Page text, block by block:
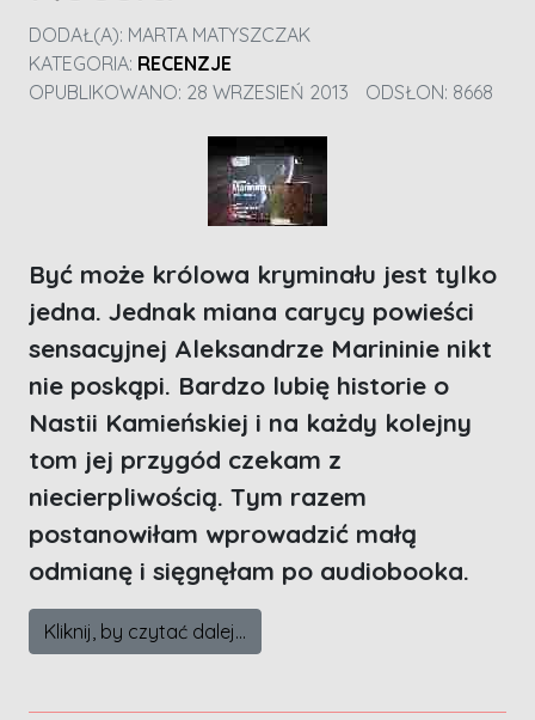
DODAŁ(A): MARTA MATYSZCZAK
KATEGORIA: RECENZJE
OPUBLIKOWANO: 28 WRZESIEŃ 2013
ODSŁON: 8668
Być może królowa kryminału jest tylko
jedna. Jednak miana carycy powieści
sensacyjnej Aleksandrze Marininie nikt
nie poskąpi. Bardzo lubię historie o
Nastii Kamieńskiej i na każdy kolejny
tom jej przygód czekam z
niecierpliwością. Tym razem
postanowiłam wprowadzić małą
odmianę i sięgnęłam po audiobooka.
Kliknij, by czytać dalej...